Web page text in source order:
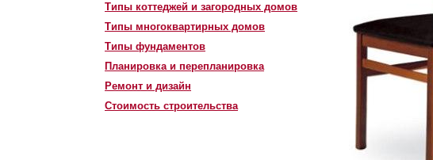
Типы коттеджей и загородных домов
Типы многоквартирных домов
Типы фундаментов
Планировка и перепланировка
Ремонт и дизайн
Стоимость строительства